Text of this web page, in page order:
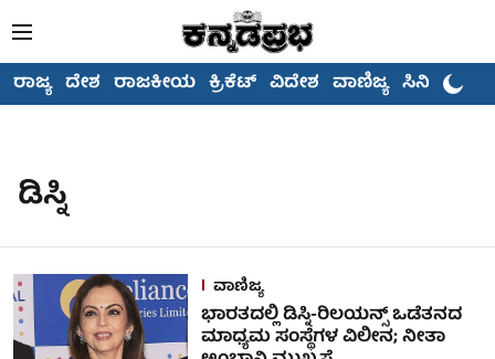
ರಾಜ್ಯ ದೇಶ ರಾಜಕೀಯ ಕ್ರಿಕೆಟ್ ವಿದೇಶ ವಾಣಿಜ್ಯ ಸಿನಿಮಾ
ಡಿಸ್ನಿ
ವಾಣಿಜ್ಯ
ಭಾರತದಲ್ಲಿ ಡಿಸ್ನಿ-ರಿಲಯನ್ಸ್ ಒಡೆತನದ
ಮಾಧ್ಯಮ ಸಂಸ್ಥೆಗಳ ವಿಲೀನ; ನೀತಾ